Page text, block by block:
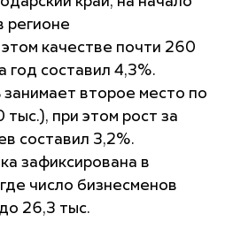
регионе
качестве почти 260
год составил 4,3%.
занимает второе место по
при этом рост за
составил 3,2%.
зафиксирована в
число бизнесменов
26,3 тыс.